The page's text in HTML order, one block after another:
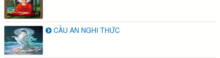
CẦU AN NGHI THỨC